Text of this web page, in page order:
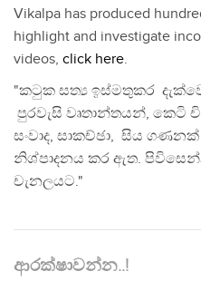
Vikalpa has produced
highlight and investigate
videos, click here.
"කටුක සත්‍ය ඉස්මතුකර
පුරවැසි වෘතාන්තයන්, කෙටි
සංවාද, සාකච්ඡා, සිය
නිශ්පාදනය කර ඇත.
චැනලයට."
ආරක්ෂාවන්න..!